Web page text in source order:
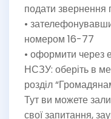
подати
•
номером 16-77
• оформити через
НСЗУ: оберіть в
розділ
Тут ви можете
свої запитання,